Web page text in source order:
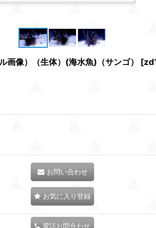
像）（生体）(海水魚)（サンゴ） [
お問い合わせ
お気に入り登録
電話お問合わせ